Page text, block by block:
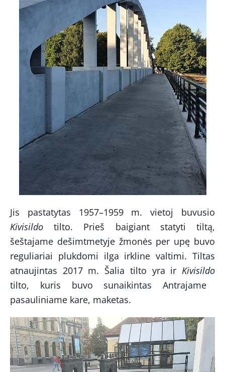
Jis pastatytas 1957–1959 m. vietoj buvusio
Kivisildo tilto. Prieš baigiant statyti tiltą,
šeštajame dešimtmetyje žmonės per upę buvo
reguliariai plukdomi ilga irkline valtimi. Tiltas
atnaujintas 2017 m. Šalia tilto yra ir Kivisildo
tilto, kuris buvo sunaikintas Antrajame
pasauliniame kare, maketas.